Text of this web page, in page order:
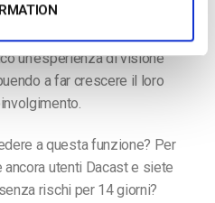
del live streaming.
di live streaming
un’esperienza di visione
a far crescere il loro
a questa funzione? Per
ancora utenti Dacast e siete
rischi per 14 giorni?